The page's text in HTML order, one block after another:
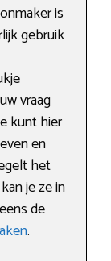
is
gebruik
vraag
kunt hier
en
het
je ze in
de
.